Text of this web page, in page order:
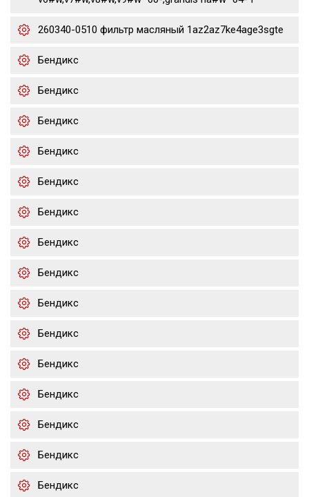
260340-0510 фильтр масляный 1az2az7ke4age3sgte
Бендикс
Бендикс
Бендикс
Бендикс
Бендикс
Бендикс
Бендикс
Бендикс
Бендикс
Бендикс
Бендикс
Бендикс
Бендикс
Бендикс
Бендикс